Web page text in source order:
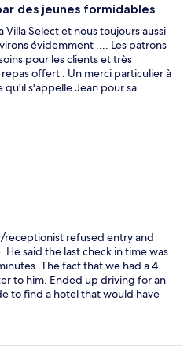
des jeunes formidables
Villa Select et nous toujours aussi
évidemment .... Les patrons
pour les clients et très
offert . Un merci particulier à
qu'il s'appelle Jean pour sa
. Je conseil fortement de
du chef et du patron est
dehors , tous des attrapes
aussi spacieuses et
meilleur hôtel de la panne ou
vite .... Seul point négatif : le jour
de partir lol
receptionist refused entry and
He said the last check in time was
The fact that we had a 4
to him. Ended up driving for an
to find a hotel that would have